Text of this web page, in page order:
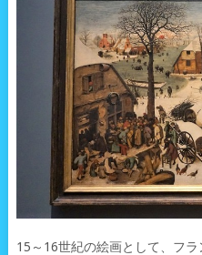
15～16世紀の絵画として、フ